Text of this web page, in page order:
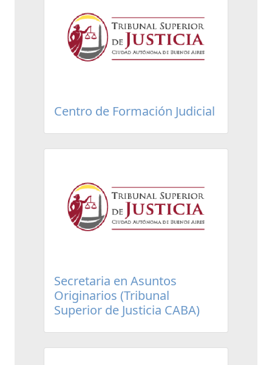
Centro de Formación Judicial
Secretaria en Asuntos
Originarios (Tribunal
Superior de Justicia CABA)